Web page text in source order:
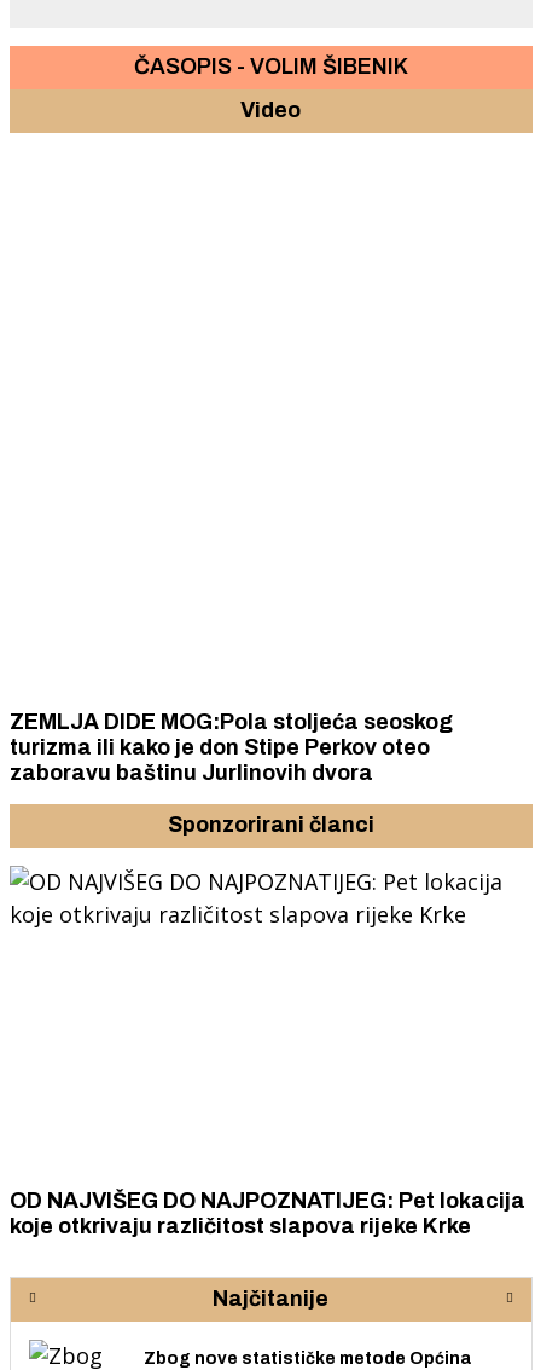
ČASOPIS - VOLIM ŠIBENIK
Video
ZEMLJA DIDE MOG:Pola stoljeća seoskog
turizma ili kako je don Stipe Perkov oteo
zaboravu baštinu Jurlinovih dvora
Sponzorirani članci
OD NAJVIŠEG DO NAJPOZNATIJEG: Pet lokacija
koje otkrivaju različitost slapova rijeke Krke
Najčitanije
Zbog nove statističke metode Općina